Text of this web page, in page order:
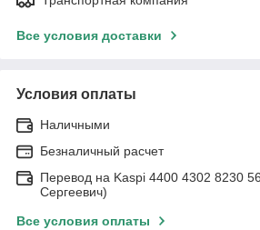
Все условия доставки
Условия оплаты
Наличными
Безналичный расчет
Перевод на Kaspi 4400 4302 8230
Сергеевич)
Все условия оплаты